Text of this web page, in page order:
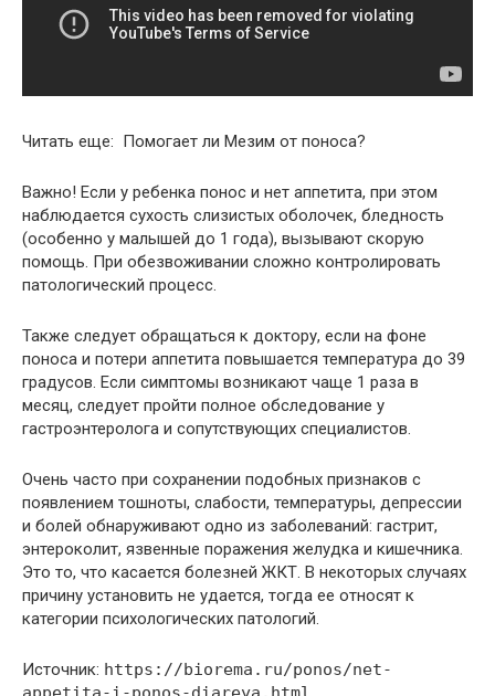
Читать еще: Помогает ли Мезим от поноса?
Важно! Если у ребенка понос и нет аппетита, при этом
наблюдается сухость слизистых оболочек, бледность
(особенно у малышей до 1 года), вызывают скорую
помощь. При обезвоживании сложно контролировать
патологический процесс.
Также следует обращаться к доктору, если на фоне
поноса и потери аппетита повышается температура до 39
градусов. Если симптомы возникают чаще 1 раза в
месяц, следует пройти полное обследование у
гастроэнтеролога и сопутствующих специалистов.
Очень часто при сохранении подобных признаков с
появлением тошноты, слабости, температуры, депрессии
и болей обнаруживают одно из заболеваний: гастрит,
энтероколит, язвенные поражения желудка и кишечника.
Это то, что касается болезней ЖКТ. В некоторых случаях
причину установить не удается, тогда ее относят к
категории психологических патологий.
Источник: https://biorema.ru/ponos/net-